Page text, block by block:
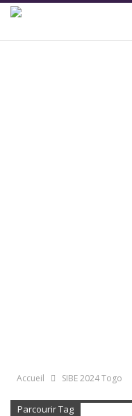
Accueil SIBE 2024 Togo
Parcourir Tag